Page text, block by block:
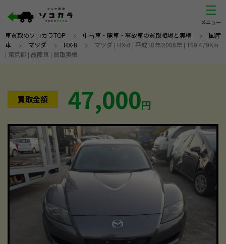
車買取のソコカラTOP > 中古車・廃車・事故車の買取相場と実績 > 国産
車 > マツダ > RX-8 > マツダ | RX-8 | 平成18年/2006年 | 109,479Km
| 東京都 | 故障車 | 買取実績
買取金額 47,000円